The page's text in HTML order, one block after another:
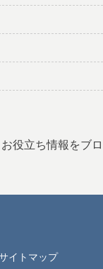
役立ち情報をブロ
イトマップ